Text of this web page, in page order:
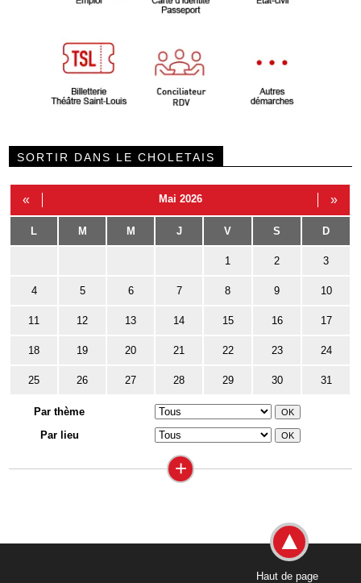
SORTIR DANS LE CHOLETAIS
« Mai 2026 »
L M M J V S D
1 2 3
4 5 6 7 8 9 10
11 12 13 14 15 16 17
18 19 20 21 22 23 24
25 26 27 28 29 30 31
Par thème
Par lieu
+
Haut de page